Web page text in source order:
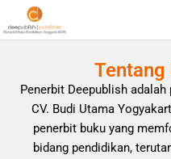
Tentang
Penerbit Deepublish
CV. Budi Utama
penerbit buku yang
bidang pendidikan,